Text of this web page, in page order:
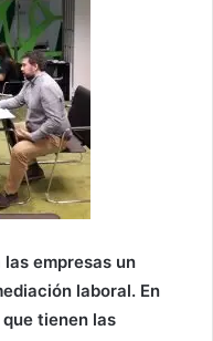
las empresas un
laboral. En
tienen las